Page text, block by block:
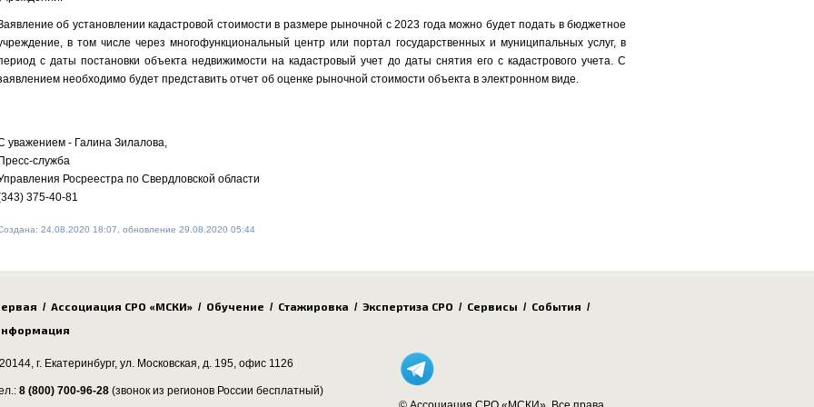
об установлении кадастровой стоимости в размере рыночной с 2023 года можно будет подать в бюджетное
в том числе через многофункциональный центр или портал государственных и муниципальных услуг, в
с даты постановки объекта недвижимости на кадастровый учет до даты снятия его с кадастрового учета. С
необходимо будет представить отчет об оценке рыночной стоимости объекта в электронном виде.
уважением - Галина Зилалова,
Пресс-служба
Росреестра по Свердловской области
375-40-81
24.08.2020 18:07, обновление 29.08.2020 05:44
/ Ассоциация СРО «МСКИ» / Обучение / Стажировка / Экспертиза СРО / Сервисы / События /
г. Екатеринбург, ул. Московская, д. 195, офис 1126
8 (800) 700-96-28 (звонок из регионов России бесплатный)